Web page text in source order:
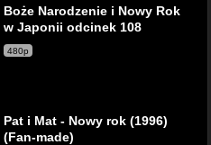
Boże Narodzenie i Nowy Rok
w Japonii odcinek 108
480p
Pat i Mat - Nowy rok (1996)
(Fan-made)